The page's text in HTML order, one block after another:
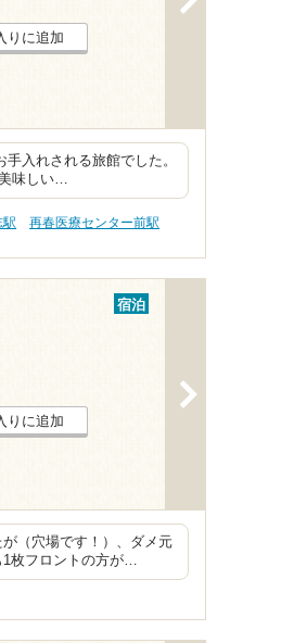
りに追加
入れされる旅館でした。
味しい…
駅
再春医療センター前駅
宿泊
りに追加
（穴場です！）、ダメ元
1枚フロントの方が…